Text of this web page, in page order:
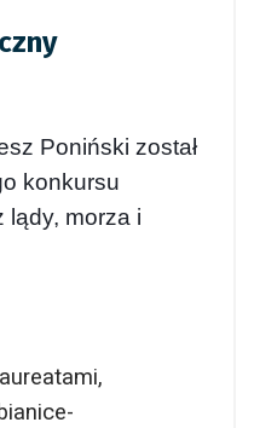
Poniński został
konkursu
lądy, morza i